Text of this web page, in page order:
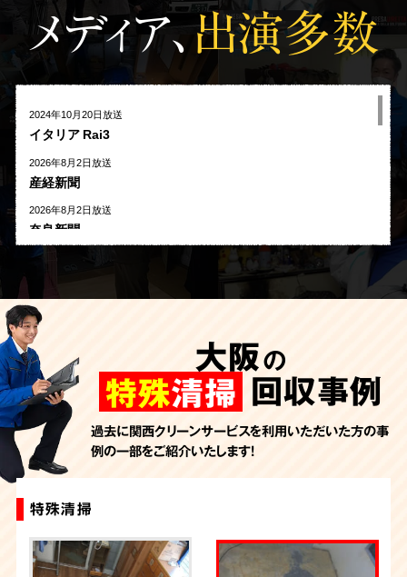
メディア、出演多数
2024年10月20日放送
イタリア Rai3
2026年8月2日放送
産経新聞
2026年8月2日放送
奈良新聞
2026年8月1日放送
2026年7月27日放送
AbemaTV
2026年7月24日放送
朝日新聞
2026年7月10日放送
季刊「宗教問題」
2026年7月10日放送
東洋経済オンライン
2026年7月7日放送
FRIDAYデジタル
2026年7月6日放送
週刊循環経済新聞（7月6日号）
大阪の
特殊清掃 回収事例
過去に関西クリーンサービスを利用いただいた方の事
例の一部をご紹介いたします！
特殊清掃
特殊清掃
特殊清掃
特殊清掃
特殊清掃
特殊清掃
特殊清掃
特殊清掃
特殊清掃
特殊清掃